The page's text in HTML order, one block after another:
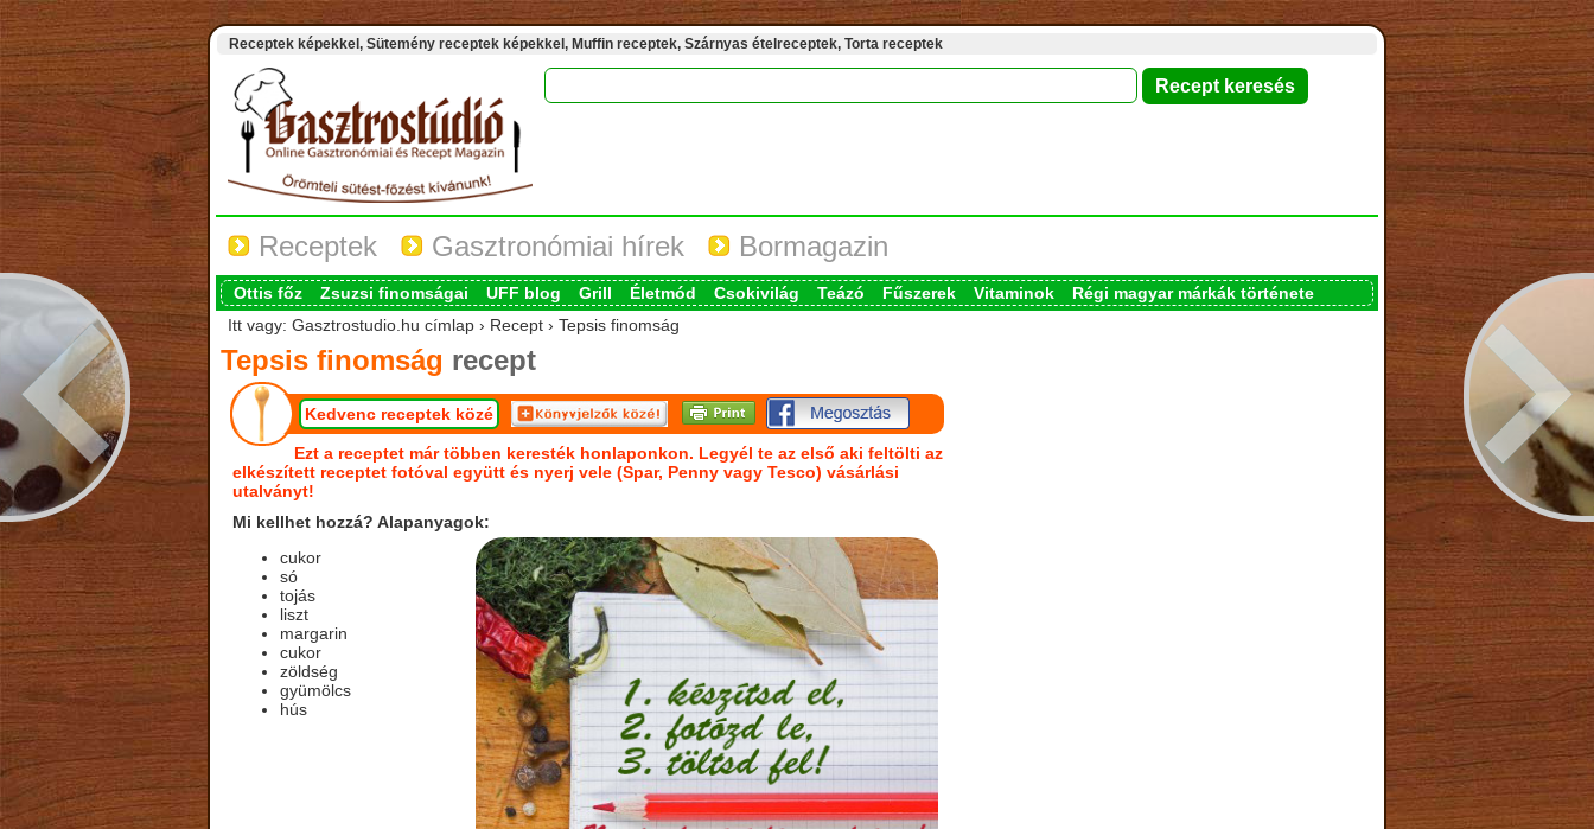
Receptek képekkel, Sütemény receptek képekkel, Muffin receptek, Szárnyas ételreceptek, Torta receptek
Receptek Gasztronómiai hírek Bormagazin
Ottis főz Zsuzsi finomságai UFF blog Grill Életmód Csokivilág Teázó Fűszerek Vitaminok
Régi magyar márkák története
Itt vagy: Gasztrostudio.hu címlap › Recept › Tepsis finomság
Tepsis finomság recept
Kedvenc receptek közé
Ezt a receptet már többen keresték honlaponkon. Legyél te az első aki feltölti az
elkészített receptet fotóval együtt és nyerj vele (Spar, Penny vagy Tesco) vásárlási
utalványt!
Mi kellhet hozzá? Alapanyagok:
cukor
só
tojás
liszt
margarin
cukor
zöldség
gyümölcs
hús